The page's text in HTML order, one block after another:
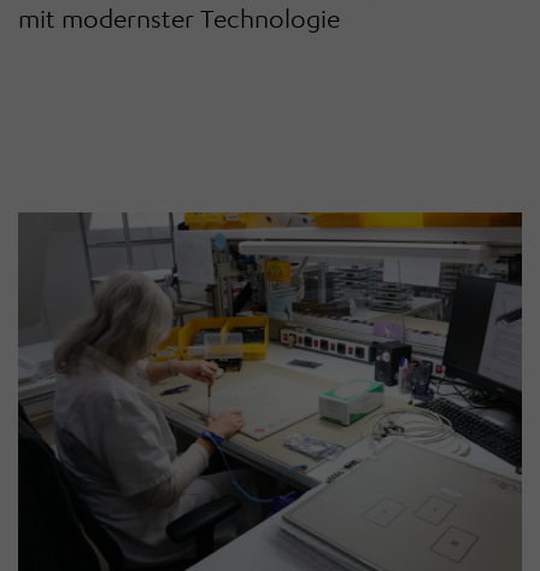
mit modernster Technologie